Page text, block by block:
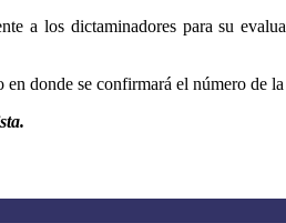
a los dictaminadores para su
donde se confirmará el número de